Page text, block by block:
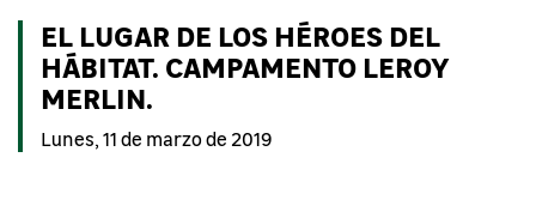
EL LUGAR DE LOS HÉROES DEL
HÁBITAT. CAMPAMENTO LEROY
MERLIN.
Lunes, 11 de marzo de 2019